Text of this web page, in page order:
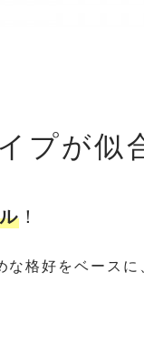
プが似
！
格好をベース